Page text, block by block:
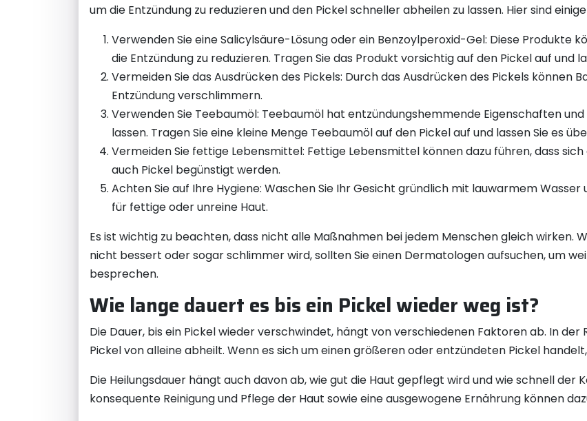
um die Entzündung zu reduzieren und den Pickel schneller abheilen zu lassen. Hier sind
Verwenden Sie eine Salicylsäure-Lösung oder ein Benzoylperoxid-Gel: Diese Produkte
die Entzündung zu reduzieren. Tragen Sie das Produkt vorsichtig auf den Pickel auf und
Vermeiden Sie das Ausdrücken des Pickels: Durch das Ausdrücken des Pickels können
Entzündung verschlimmern.
Verwenden Sie Teebaumöl: Teebaumöl hat entzündungshemmende Eigenschaften
lassen. Tragen Sie eine kleine Menge Teebaumöl auf den Pickel auf und lassen Sie es
Vermeiden Sie fettige Lebensmittel: Fettige Lebensmittel können dazu führen, dass
auch Pickel begünstigt werden.
Achten Sie auf Ihre Hygiene: Waschen Sie Ihr Gesicht gründlich mit lauwarmem
für fettige oder unreine Haut.
Es ist wichtig zu beachten, dass nicht alle Maßnahmen bei jedem Menschen gleich wirken.
nicht bessert oder sogar schlimmer wird, sollten Sie einen Dermatologen aufsuchen, um
besprechen.
Wie lange dauert es bis ein Pickel wieder weg ist?
Die Dauer, bis ein Pickel wieder verschwindet, hängt von verschiedenen Faktoren ab. In der
Pickel von alleine abheilt. Wenn es sich um einen größeren oder entzündeten Pickel
Die Heilungsdauer hängt auch davon ab, wie gut die Haut gepflegt wird und wie schnell der
konsequente Reinigung und Pflege der Haut sowie eine ausgewogene Ernährung können